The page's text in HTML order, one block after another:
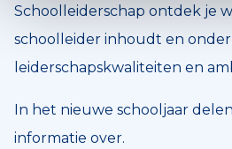
Schoolleiderschap ontdek je
schoolleider inhoudt en
leiderschapskwaliteiten en
In het nieuwe schooljaar
informatie over.